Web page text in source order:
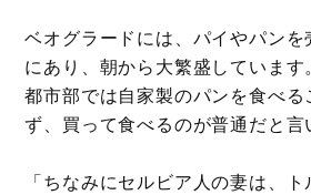
ベオグラードには、パイやパンを
にあり、朝から大繁盛しています。
都市部では自家製のパンを食べ
ず、買って食べるのが普通だと言
「ちなみにセルビア人の妻は、